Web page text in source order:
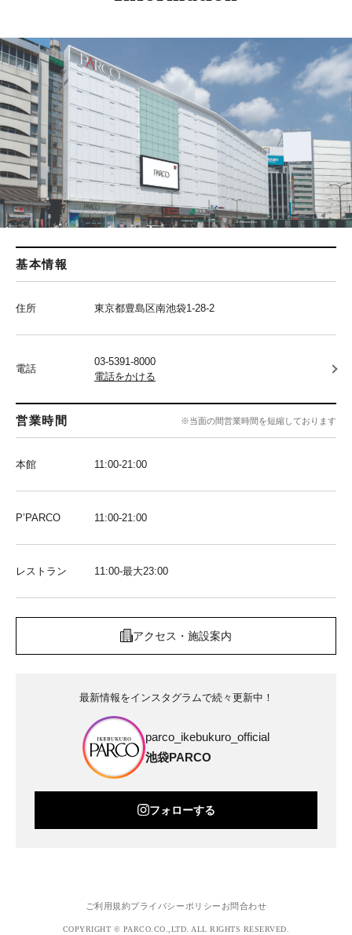
基本情報
住所 東京都豊島区南池袋1-28-2
電話
03-5391-8000
電話をかける
営業時間 ※当面の間営業時間を短縮しております
本館 11:00-21:00
P’PARCO 11:00-21:00
レストラン 11:00-最大23:00
アクセス・施設案内
最新情報をインスタグラムで続々更新中！
parco_ikebukuro_official
池袋PARCO
フォローする
ご利用規約プライバシーポリシー お問合わせ
COPYRIGHT © PARCO.CO.,LTD. ALL RIGHTS RESERVED.